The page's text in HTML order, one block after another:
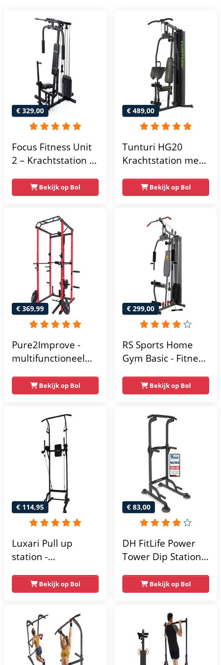
€ 329,00
Focus Fitness Unit
2 – Krachtstation –
– Lat Pulley
Bekijk op Bol
€ 489,00
Tunturi HG20
Krachtstation met
Compacte home
gym met lat pulley
krachtstation voor
thuis - Compact en
multifunctioneel -
Incl. gratis fitness
Bekijk op Bol
€ 369,99
Pure2Improve -
multifunctioneel
krachtstation -
home gym -
215x111x142
Bekijk op Bol
€ 299,00
RS Sports Home
Gym Basic - Fitness
Bekijk op Bol
€ 114,95
Luxari Pull up
station -
- Dip Station - Pull
Up Bar -
Krachtstation -
Power Rack -
Verstelbaar -
Bekijk op Bol
€ 83,00
DH FitLife Power
Tower Dip Station |
vrijstaand | dip
barren rugtrainer |
krachtstation
krachttoren |
fitnessstation |
power rack voor
Bekijk op Bol